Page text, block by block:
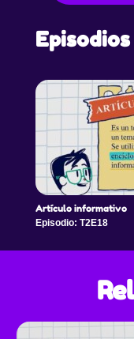
Episodios
Artículo informativo
Episodio: T2E18